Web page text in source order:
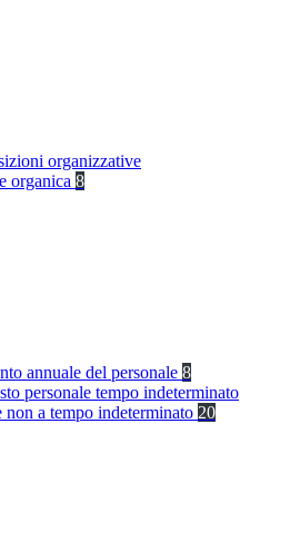
organizzative
organica 8
annuale del personale 8
personale tempo indeterminato
non a tempo indeterminato 20